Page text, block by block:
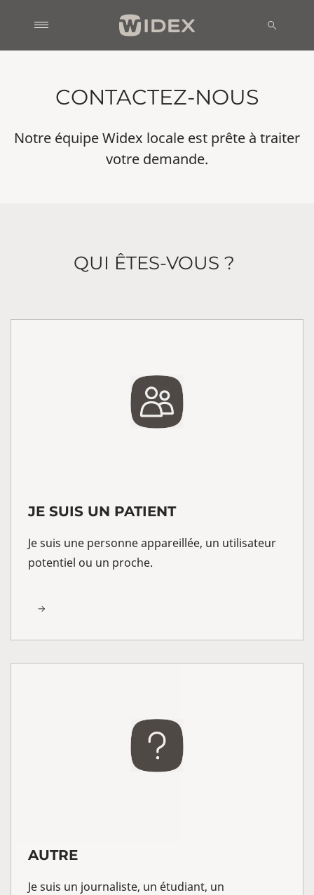
CONTACTEZ-NOUS
Notre équipe Widex locale est prête à traiter
votre demande.
QUI ÊTES-VOUS ?
JE SUIS UN PATIENT
Je suis une personne appareillée, un utilisateur
potentiel ou un proche.
AUTRE
Je suis un journaliste, un étudiant, un